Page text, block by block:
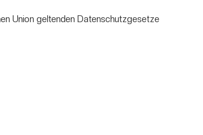
Union geltenden Datenschutzgesetze